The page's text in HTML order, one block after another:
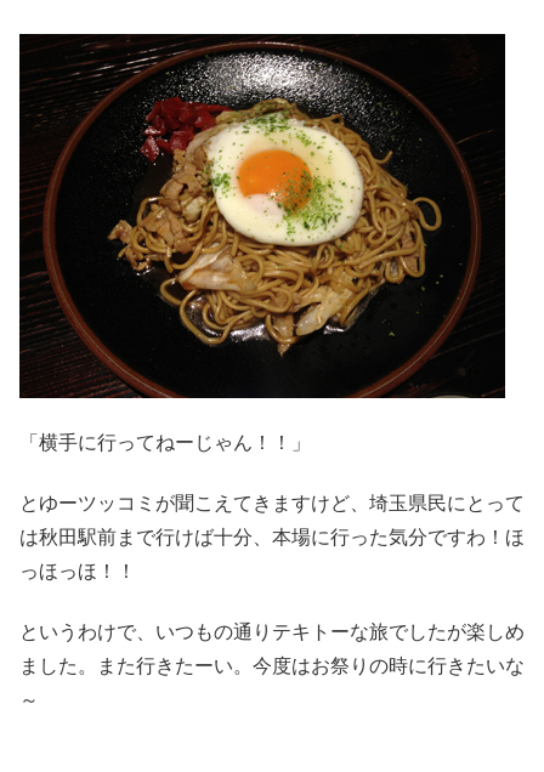
「横手に行ってねーじゃん！！」
とゆーツッコミが聞こえてきますけど、埼玉県民にとって
は秋田駅前まで行けば十分、本場に行った気分ですわ！ほ
っほっほ！！
というわけで、いつもの通りテキトーな旅でしたが楽しめ
ました。また行きたーい。今度はお祭りの時に行きたいな
～